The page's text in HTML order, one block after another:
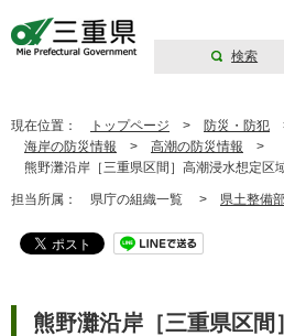
検索
現在位置： トップページ > 防災・防犯
海岸の防災情報 > 高潮の防災情報 >
熊野灘沿岸［三重県区間］高潮浸水想定区
担当所属： 県庁の組織一覧 > 県土整備
熊野灘沿岸［三重県区